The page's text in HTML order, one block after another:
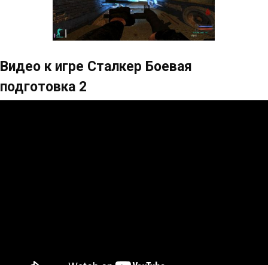
Видео к игре Сталкер Боевая
подготовка 2